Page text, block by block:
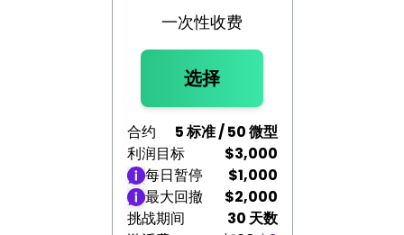
一次性收费
选择
合约
5 标准 / 50 微型
利润目标
$3,000
每日暂停
$1,000
最大回撤
$2,000
挑战期间
30 天数